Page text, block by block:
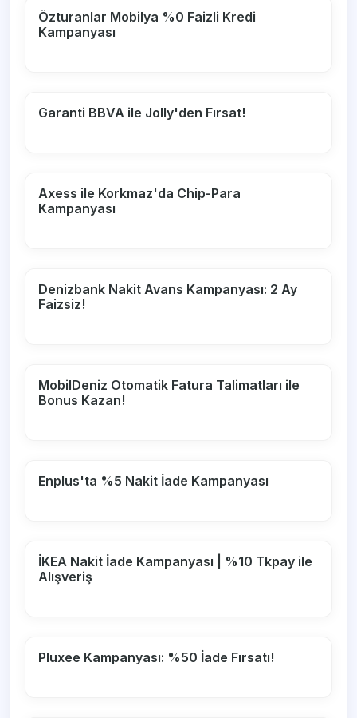
Özturanlar Mobilya %0 Faizli Kredi
Kampanyası
Garanti BBVA ile Jolly'den Fırsat!
Axess ile Korkmaz'da Chip-Para
Kampanyası
Denizbank Nakit Avans Kampanyası: 2 Ay
Faizsiz!
MobilDeniz Otomatik Fatura Talimatları ile
Bonus Kazan!
Enplus'ta %5 Nakit İade Kampanyası
İKEA Nakit İade Kampanyası | %10 Tkpay ile
Alışveriş
Pluxee Kampanyası: %50 İade Fırsatı!